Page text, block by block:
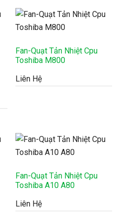
Fan-Quạt Tản Nhiệt Cpu
Toshiba M800
Liên Hệ
Fan-Quạt Tản Nhiệt Cpu
Toshiba A10 A80
Liên Hệ